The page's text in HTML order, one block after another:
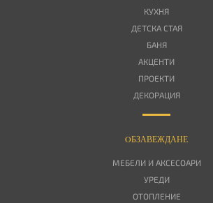
КУХНЯ
ДЕТСКА СТАЯ
БАНЯ
АКЦЕНТИ
ПРОЕКТИ
ДЕКОРАЦИЯ
OБЗАВЕЖДАНЕ
МЕБЕЛИ И АКСЕСОАРИ
УРЕДИ
ОТОПЛЕНИЕ